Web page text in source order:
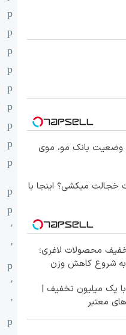
وضعیت بانک مو، موی
خجالت میکشی؟ اینجا با
محصولات لاغری؛
شروع کاهش وزن
یک میلیون تخفیف |
معتبر